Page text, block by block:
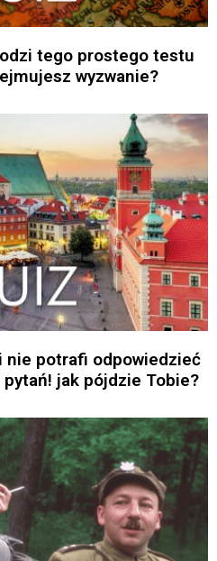
tego prostego testu
wyzwanie?
nie potrafi odpowiedzieć
pytań! jak pójdzie Tobie?